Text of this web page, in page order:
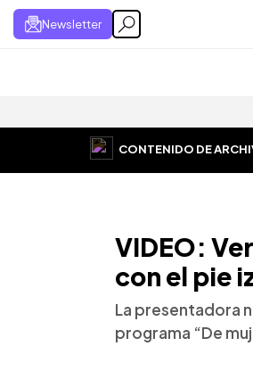
Newsletter
CONTENIDO DE
VIDEO:
con el pie
La presentadora
programa “De